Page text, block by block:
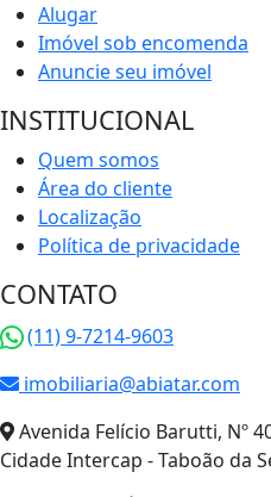
Alugar
Imóvel sob encomenda
Anuncie seu imóvel
INSTITUCIONAL
Quem somos
Área do cliente
Localização
Política de privacidade
CONTATO
(11) 9-7214-9603
imobiliaria@abiatar.com
Avenida Felício Barutti, Nº
Cidade Intercap - Taboão da